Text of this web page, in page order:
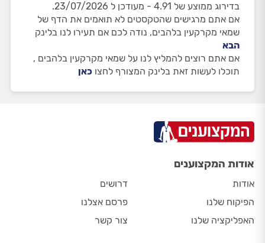
בדירוג ממוצע של 4.91 - מעודכן ל 23/07/2026.
אם אתם מרגישים שהטקסטים לא תואמים את הדף של
שמאי מקרקעין בלהבים, נודה לכם אם תעירו לנו בלינק
הבא
אם אתם רוצים להמליץ לנו על שמאי מקרקעין בלהבים ,
תוכלו לעשות זאת בלינק המצורף לחצו כאן
אודות המקצוענים
אודות
הפיקוח שלנו
האפליקציה שלנו
דרושים
פרסם אצלנו
צור קשר